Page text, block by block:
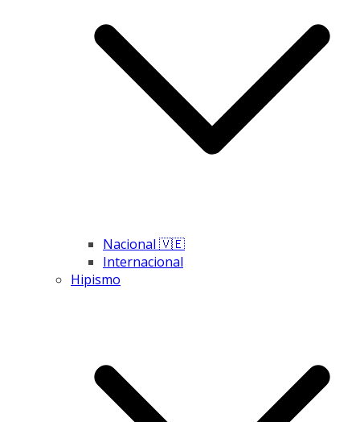
Nacional 🇻🇪
Internacional
Hipismo